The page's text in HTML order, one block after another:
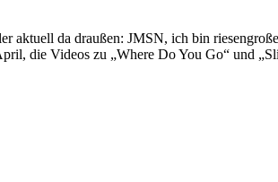
aktuell da draußen: JMSN, ich bin
die Videos zu „Where Do You Go“ und